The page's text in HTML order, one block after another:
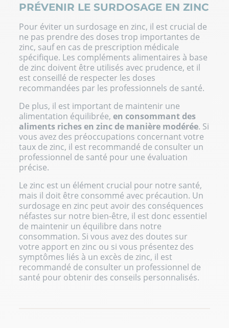
PRÉVENIR LE SURDOSAGE EN ZINC
Pour éviter un surdosage en zinc, il est crucial de
ne pas prendre des doses trop importantes de
zinc, sauf en cas de prescription médicale
spécifique. Les compléments alimentaires à base
de zinc doivent être utilisés avec prudence, et il
est conseillé de respecter les doses
recommandées par les professionnels de santé.
De plus, il est important de maintenir une
alimentation équilibrée,en consommant des
aliments riches en zinc de manière modérée. Si
vous avez des préoccupations concernant votre
taux de zinc, il est recommandé de consulter un
professionnel de santé pour une évaluation
précise.
Le zinc est un élément crucial pour notre santé,
mais il doit être consommé avec précaution. Un
surdosage en zinc peut avoir des conséquences
néfastes sur notre bien-être, il est donc essentiel
de maintenir un équilibre dans notre
consommation. Si vous avez des doutes sur
votre apport en zinc ou si vous présentez des
symptômes liés à un excès de zinc, il est
recommandé de consulter un professionnel de
santé pour obtenir des conseils personnalisés.